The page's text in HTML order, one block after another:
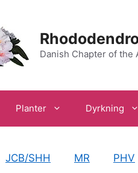
Danish Chapter of the
Planter Dyrkning
JCB/SHH MR PHV